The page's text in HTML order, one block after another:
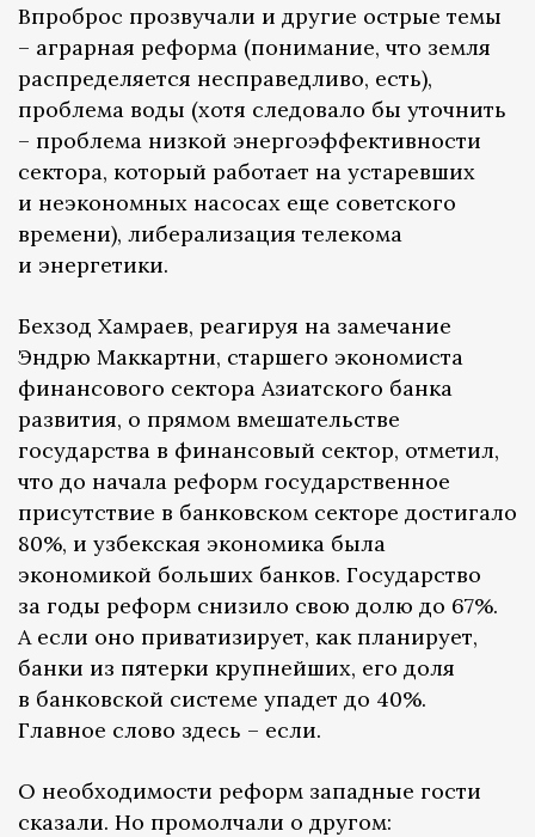
Впроброс прозвучали и другие острые темы
– аграрная реформа (понимание, что земля
распределяется несправедливо, есть),
проблема воды (хотя следовало бы уточнить
– проблема низкой энергоэффективности
сектора, который работает на устаревших
и неэкономных насосах еще советского
времени), либерализация телекома
и энергетики.
Бехзод Хамраев, реагируя на замечание
Эндрю Маккартни, старшего экономиста
финансового сектора Азиатского банка
развития, о прямом вмешательстве
государства в финансовый сектор, отметил,
что до начала реформ государственное
присутствие в банковском секторе достигало
80%, и узбекская экономика была
экономикой больших банков. Государство
за годы реформ снизило свою долю до 67%.
А если оно приватизирует, как планирует,
банки из пятерки крупнейших, его доля
в банковской системе упадет до 40%.
Главное слово здесь – если.
О необходимости реформ западные гости
сказали. Но промолчали о другом: